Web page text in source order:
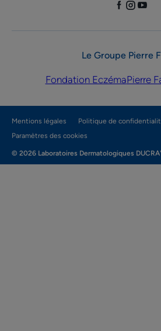
Le Groupe Pierre
Fondation EczémaPierre
Mentions légales
Politique de
Paramètres des cookies
© 2026 Laboratoires Dermatologiques